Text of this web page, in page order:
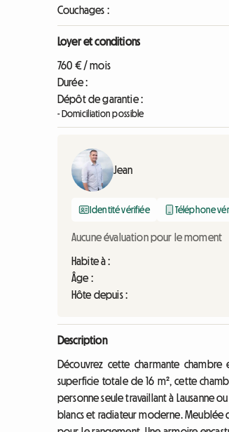
Couchages :
Loyer et conditions
760 € / mois
Durée :
Dépôt de garantie :
- Domiciliation possible
Jean
Identité vérifiée Téléphone
Aucune évaluation pour le moment
Habite à :
Âge :
Hôte depuis :
Description
Découvrez cette charmante
superficie totale de 16 m², cette
personne seule travaillant à Lausanne
blancs et radiateur moderne. Meublée